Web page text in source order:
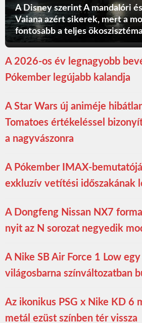
A Disney szerint A mandalóri
Vaiana azért sikerek, mert a
fontosabb a teljes
A 2026-os év legnagyobb
Pókember legújabb kalandja
A Star Wars új animéje
Tomatoes értékeléssel
a nagyvászonra
A Pókember IMAX-
exkluzív vetítési időszakának
A Dongfeng Nissan NX7
nyit az N sorozat negyedik
A Nike SB Air Force 1 Low
világosbarna színváltozatban
Az ikonikus PSG x Nike KD 6
metál ezüst színben tér vissza